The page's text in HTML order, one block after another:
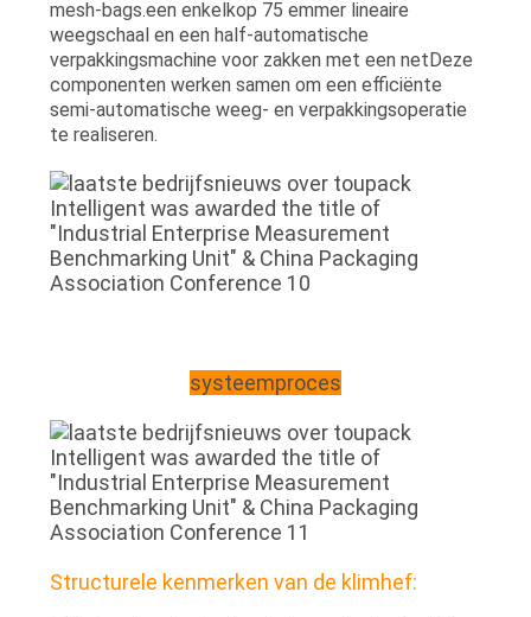
mesh-bags.een enkelkop 75 emmer lineaire
weegschaal en een half-automatische
verpakkingsmachine voor zakken met een netDeze
componenten werken samen om een efficiënte
semi-automatische weeg- en verpakkingsoperatie
te realiseren.
systeemproces
Structurele kenmerken van de klimhef: